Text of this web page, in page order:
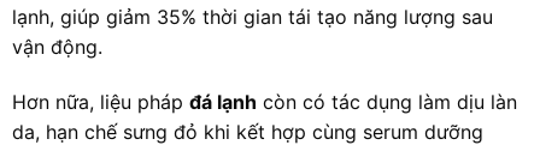
lạnh, giúp giảm 35% thời gian tái tạo năng lượng sau
vận động.
Hơn nữa, liệu pháp đá lạnh còn có tác dụng làm dịu làn
da, hạn chế sưng đỏ khi kết hợp cùng serum dưỡng